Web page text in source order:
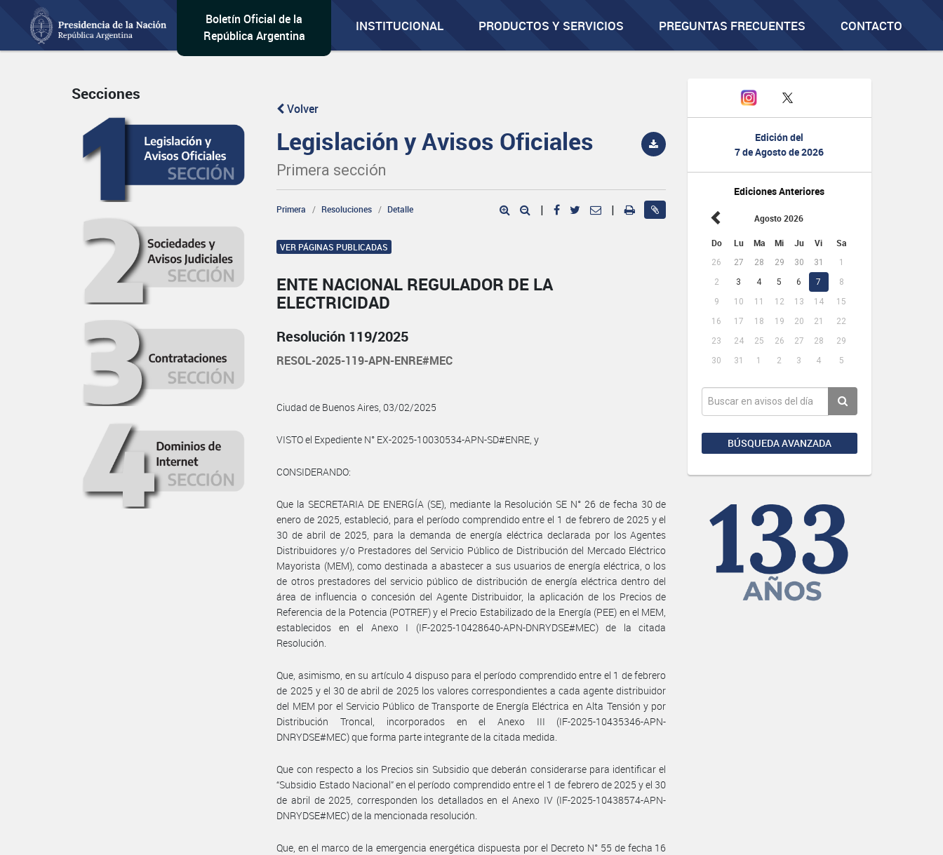
Boletín Oficial de la
República Argentina
INSTITUCIONAL PRODUCTOS Y SERVICIOS PREGUNTAS FRECUENTES CONTACTO
Edición del
7 de Agosto de 2026
Ediciones Anteriores
Agosto 2026
Do Lu Ma Mi Ju Vi Sa
26 27 28 29 30 31
1
2
3 4 5 6 7
8
9
10 11 12 13 14
15
16
17 18 19 20 21
22
23
24 25 26 27 28
29
30
31 1 2 3 4 5
BÚSQUEDA AVANZADA
Secciones
Volver
Legislación y Avisos Oficiales
Primera sección
Primera Resoluciones Detalle | |
VER PÁGINAS PUBLICADAS
ENTE NACIONAL REGULADOR DE LA
ELECTRICIDAD
Resolución 119/2025
RESOL-2025-119-APN-ENRE#MEC
Ciudad de Buenos Aires, 03/02/2025
VISTO el Expediente N° EX-2025-10030534-APN-SD#ENRE, y
CONSIDERANDO:
Que la SECRETARIA DE ENERGÍA (SE), mediante la Resolución SE N° 26 de fecha 30 de
enero de 2025, estableció, para el período comprendido entre el 1 de febrero de 2025 y el
30 de abril de 2025, para la demanda de energía eléctrica declarada por los Agentes
Distribuidores y/o Prestadores del Servicio Público de Distribución del Mercado Eléctrico
Mayorista (MEM), como destinada a abastecer a sus usuarios de energía eléctrica, o los
de otros prestadores del servicio público de distribución de energía eléctrica dentro del
área de influencia o concesión del Agente Distribuidor, la aplicación de los Precios de
Referencia de la Potencia (POTREF) y el Precio Estabilizado de la Energía (PEE) en el MEM,
establecidos en el Anexo I (IF-2025-10428640-APN-DNRYDSE#MEC) de la citada
Resolución.
Que, asimismo, en su artículo 4 dispuso para el período comprendido entre el 1 de febrero
de 2025 y el 30 de abril de 2025 los valores correspondientes a cada agente distribuidor
del MEM por el Servicio Público de Transporte de Energía Eléctrica en Alta Tensión y por
Distribución Troncal, incorporados en el Anexo III (IF-2025-10435346-APN-
DNRYDSE#MEC) que forma parte integrante de la citada medida.
Que con respecto a los Precios sin Subsidio que deberán considerarse para identificar el
“Subsidio Estado Nacional” en el período comprendido entre el 1 de febrero de 2025 y el 30
de abril de 2025, corresponden los detallados en el Anexo IV (IF-2025-10438574-APN-
DNRYDSE#MEC) de la mencionada resolución.
Que, en el marco de la emergencia energética dispuesta por el Decreto N° 55 de fecha 16